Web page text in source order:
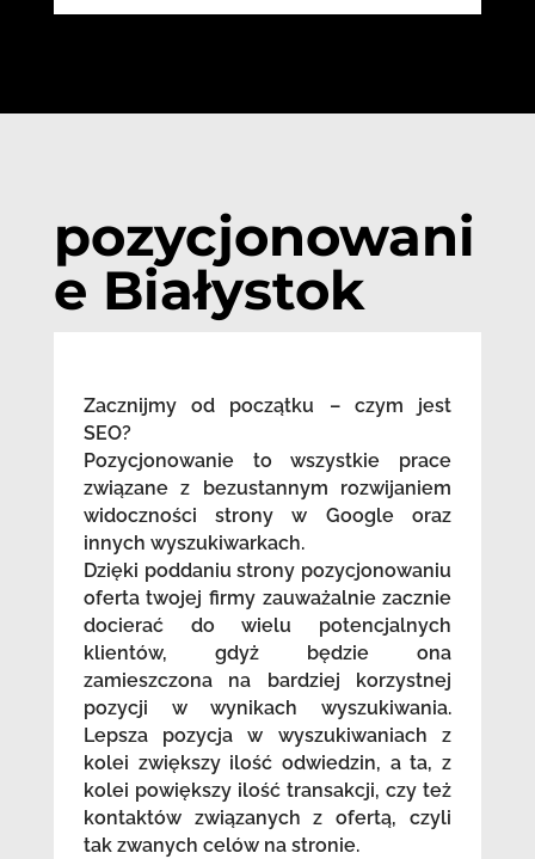
pozycjonowani
e Białystok
Zacznijmy od początku – czym jest
SEO?
Pozycjonowanie to wszystkie prace
związane z bezustannym rozwijaniem
widoczności strony w Google oraz
innych wyszukiwarkach.
Dzięki poddaniu strony pozycjonowaniu
oferta twojej firmy zauważalnie zacznie
docierać do wielu potencjalnych
klientów, gdyż będzie ona
zamieszczona na bardziej korzystnej
pozycji w wynikach wyszukiwania.
Lepsza pozycja w wyszukiwaniach z
kolei zwiększy ilość odwiedzin, a ta, z
kolei powiększy ilość transakcji, czy też
kontaktów związanych z ofertą, czyli
tak zwanych celów na stronie.